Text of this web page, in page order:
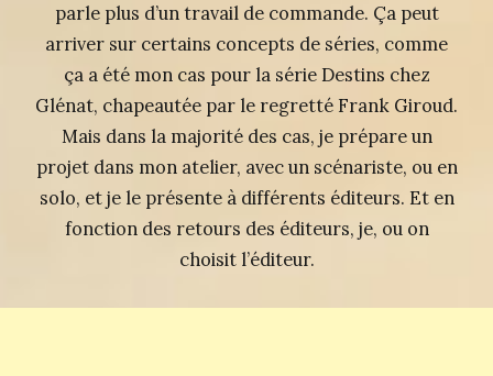
parle plus d’un travail de commande. Ça peut
arriver sur certains concepts de séries, comme
ça a été mon cas pour la série Destins chez
Glénat, chapeautée par le regretté Frank Giroud.
Mais dans la majorité des cas, je prépare un
projet dans mon atelier, avec un scénariste, ou en
solo, et je le présente à différents éditeurs. Et en
fonction des retours des éditeurs, je, ou on
choisit l’éditeur.